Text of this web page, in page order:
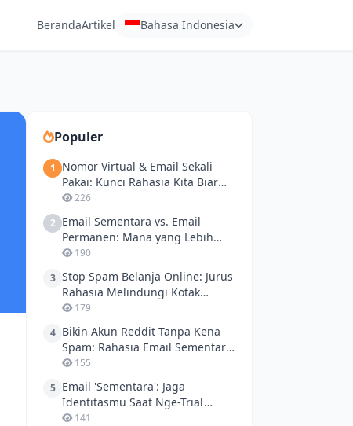
BerandaArtikel Bahasa Indonesia
Populer
1
Nomor Virtual & Email Sekali
Pakai: Kunci Rahasia Kita Biar
Aman dari Phishing!
226
2 Email Sementara vs. Email
Permanen: Mana yang Lebih
Aman Buat Ngetes API?
190
3 Stop Spam Belanja Online: Jurus
Rahasia Melindungi Kotak
Masuk Pribadi Anda
179
4 Bikin Akun Reddit Tanpa Kena
Spam: Rahasia Email Sementara
Buat Jualan Online
155
5 Email 'Sementara': Jaga
Identitasmu Saat Nge-Trial
Netflix Gratisan!
141